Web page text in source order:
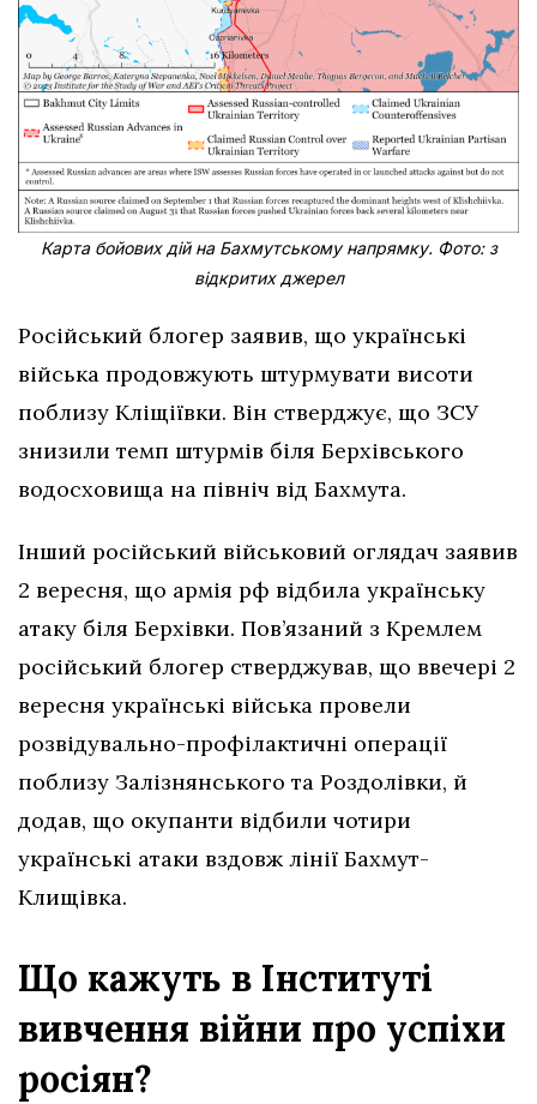
Карта бойових дій на Бахмутському напрямку. Фото: з
відкритих джерел
Російський блогер заявив, що українські
війська продовжують штурмувати висоти
поблизу Кліщіївки. Він стверджує, що ЗСУ
знизили темп штурмів біля Берхівського
водосховища на північ від Бахмута.
Інший російський військовий оглядач заявив
2 вересня, що армія рф відбила українську
атаку біля Берхівки. Пов’язаний з Кремлем
російський блогер стверджував, що ввечері 2
вересня українські війська провели
розвідувально-профілактичні операції
поблизу Залізнянського та Роздолівки, й
додав, що окупанти відбили чотири
українські атаки вздовж лінії Бахмут-
Клищівка.
Що кажуть в Інституті
вивчення війни про успіхи
росіян?